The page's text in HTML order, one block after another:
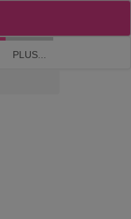
Visite guidée
PLUS...